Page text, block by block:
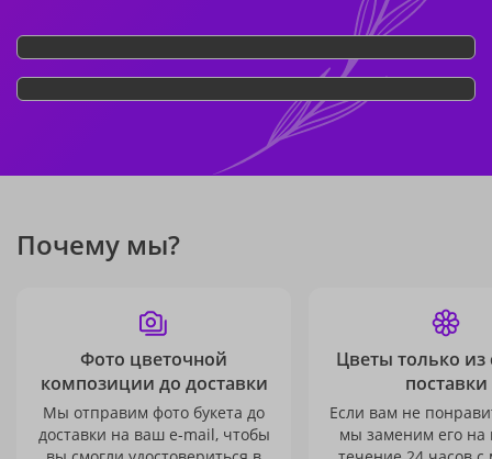
Почему мы?
Фото цветочной
композиции до доставки
Мы отправим фото букета до
доставки на ваш e-mail, чтобы
Цветы только из
поставки
Если вам не
мы заменим его на